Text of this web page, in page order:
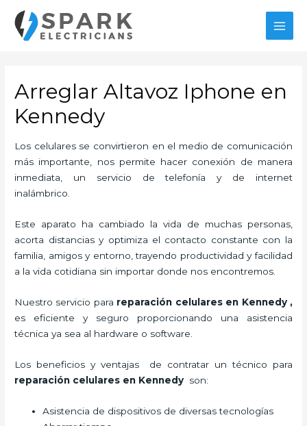
contenido
Arreglar Altavoz Iphone en
Kennedy
Los celulares se convirtieron en el medio de comunicación
más importante, nos permite hacer conexión de manera
inmediata, un servicio de telefonía y de internet
inalámbrico.
Este aparato ha cambiado la vida de muchas personas,
acorta distancias y optimiza el contacto constante con la
familia, amigos y entorno, trayendo productividad y facilidad
a la vida cotidiana sin importar donde nos encontremos.
Nuestro servicio para reparación celulares en Kennedy ,
es eficiente y seguro proporcionando una asistencia
técnica ya sea al hardware o software.
Los beneficios y ventajas de contratar un técnico para
reparación celulares en Kennedy son:
Asistencia de dispositivos de diversas tecnologías